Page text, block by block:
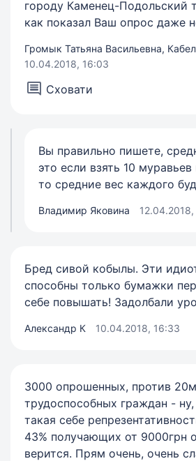
городу Каменец-Подольский
как показал Ваш опрос даже
Громык Татьяна Васильевна,
10.04.2018, 16:03
Сховати
Вы правильно пишете,
это если взять 10
то средние вес каждого
Владимир Яковина 12.04.2018,
Бред сивой кобылы. Эти
способны только бумажки
себе повышать! Задолбали
Александр К 10.04.2018, 16:33
3000 опрошенных, против
трудоспособных граждан -
такая себе
43% получающих от 9000грн
верится. Прям очень, очень